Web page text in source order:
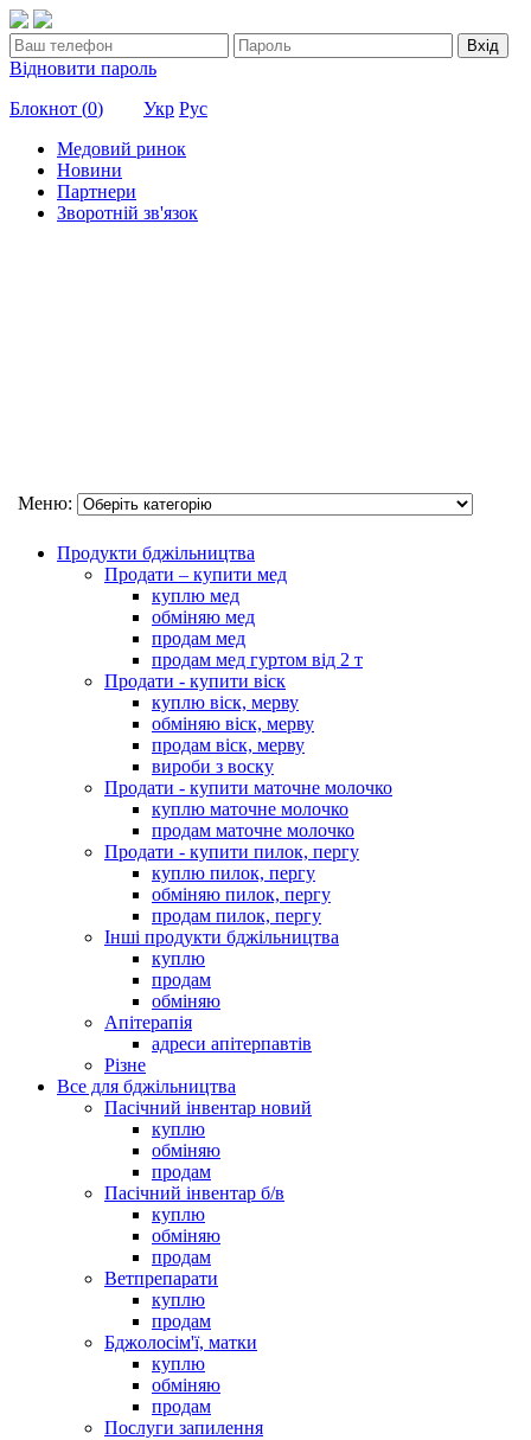
Вхід
Відновити пароль
Блокнот (0) Укр Рус
Медовий ринок
Новини
Партнери
Зворотній зв'язок
Меню:
Продукти бджільництва
Продати – купити мед
куплю мед
обміняю мед
продам мед
продам мед гуртом від 2 т
Продати - купити віск
куплю віск, мерву
обміняю віск, мерву
продам віск, мерву
вироби з воску
Продати - купити маточне молочко
куплю маточне молочко
продам маточне молочко
Продати - купити пилок, пергу
куплю пилок, пергу
обміняю пилок, пергу
продам пилок, пергу
Інші продукти бджільництва
куплю
продам
обміняю
Апітерапія
адреси апітерпавтів
Різне
Все для бджільництва
Пасічний інвентар новий
куплю
обміняю
продам
Пасічний інвентар б/в
куплю
обміняю
продам
Ветпрепарати
куплю
продам
Бджолосім'ї, матки
куплю
обміняю
продам
Послуги запилення